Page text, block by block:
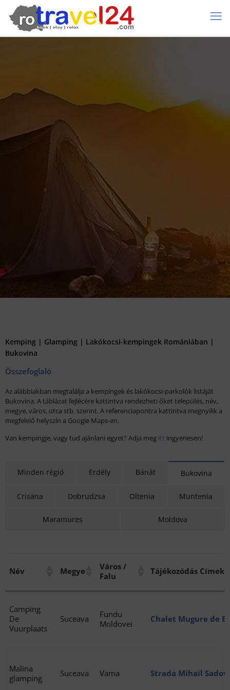
Kemping | Glamping | Lakókocsi-kempingek Romániában |
Bukovina
Összefoglaló
Az alábbiakban megtalálja a kempingek és lakókocsi-parkolók listáját
Bukovina. A táblázat fejlécére kattintva rendezheti őket település, név,
megye, város, utca stb. szerint. A referenciapontra kattintva megnyílik a
megfelelő helyszín a Google Maps-en.
Van kempingje, vagy tud ajánlani egyet? Adja meg itt ingyenesen!
Minden régió Erdély Bánát Bukovina
Crisana Dobrudzsa Oltenia Muntenia
Maramures Moldova
Név Megye
Város /
Falu
Tájékozódás Címek
Camping
De
Vuurplaats
Suceava
Fundu
Moldovei
Chalet Mugure de
Malina
glamping
Suceava Vama
Strada Mihail